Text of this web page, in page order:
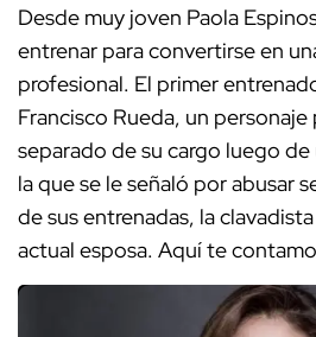
Desde muy joven Paola
entrenar para convertirse en
profesional. El primer
Francisco Rueda, un
separado de su cargo luego
la que se le señaló por abusar
de sus entrenadas, la
actual esposa. Aquí te